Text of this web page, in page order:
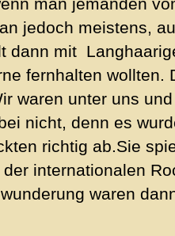
jedoch meistens,
dann mit
fernhalten wollten.
waren unter uns
nicht, denn es
richtig ab.Sie
internationalen
waren